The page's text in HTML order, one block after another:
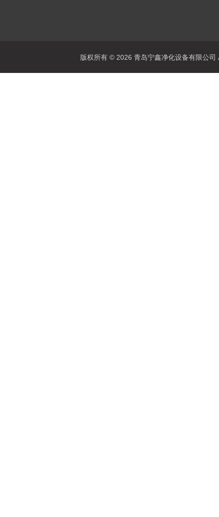
版权所有 © 2026 青岛宁鑫净化设备有限